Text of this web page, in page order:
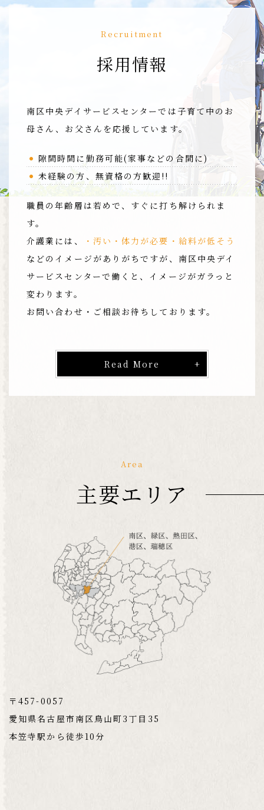
Recruitment
採用情報
南区中央デイサービスセンターでは子育て中の お
母さん、お父さんを応援しています。
隙間時間に勤務可能(家事などの合間に)
未経験の方、無資格の方歓迎!!
職員の年齢層は若めで、すぐに打ち解けられま
す。
介護業には、
・汚い・体力が必要・給料が低そう
などのイメージがありがちですが、南区中央デイ
サービスセンターで働くと、イメージがガラっと
変わります。
お問い合わせ・ご相談お待ちしております。
Read More
Area
主要エリア
〒457-0057
愛知県名古屋市南区鳥山町3丁目35
本笠寺駅から徒歩10分